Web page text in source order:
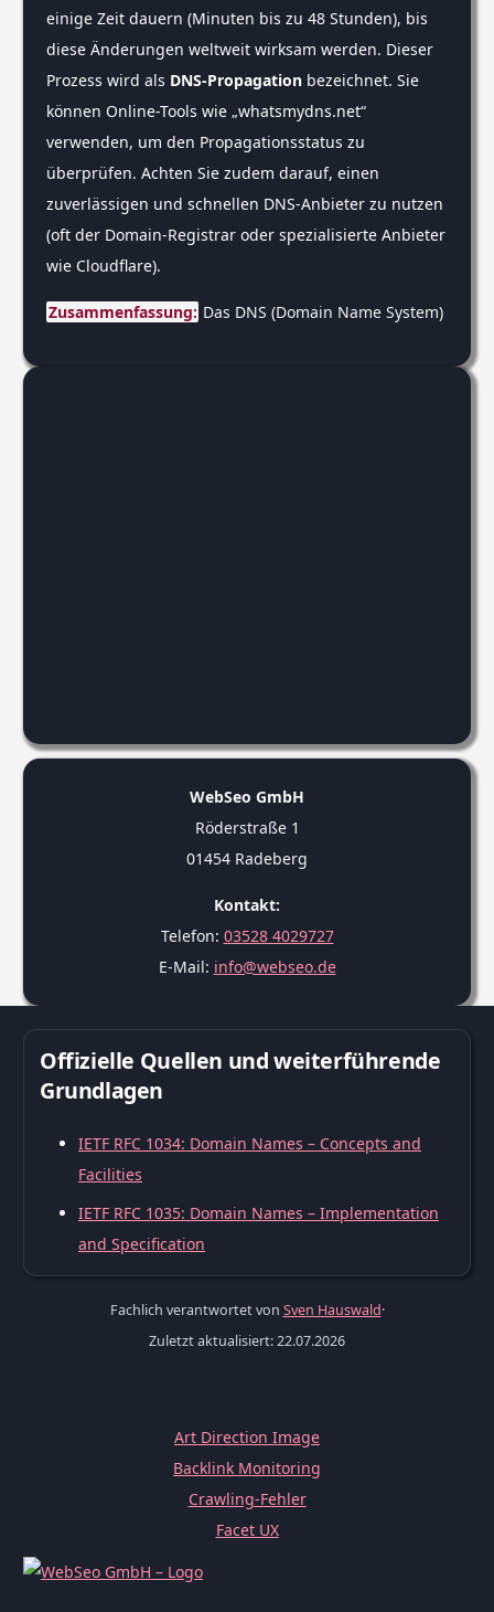
einige Zeit dauern (Minuten bis zu 48 Stunden), bis
diese Änderungen weltweit wirksam werden. Dieser
Prozess wird als DNS-Propagation bezeichnet. Sie
können Online-Tools wie „whatsmydns.net“
verwenden, um den Propagationsstatus zu
überprüfen. Achten Sie zudem darauf, einen
zuverlässigen und schnellen DNS-Anbieter zu nutzen
(oft der Domain-Registrar oder spezialisierte Anbieter
wie Cloudflare).
Zusammenfassung: Das DNS (Domain Name System) ist
WebSeo GmbH
Röderstraße 1
01454 Radeberg
Kontakt:
Telefon: 03528 4029727
E-Mail: info@webseo.de
Offizielle Quellen und weiterführende
Grundlagen
IETF RFC 1034: Domain Names – Concepts and
Facilities
IETF RFC 1035: Domain Names – Implementation
and Specification
Fachlich verantwortet von Sven Hauswald·
Zuletzt aktualisiert: 22.07.2026
Art Direction Image
Backlink Monitoring
Crawling-Fehler
Facet UX